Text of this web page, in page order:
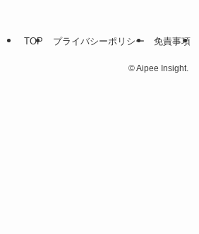
TOP プライバシーポリシー 免責事項
©Aipee Insight.